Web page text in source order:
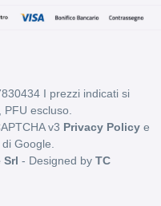
I prezzi indicati si
escluso.
v3 Privacy Policy e
di Google.
Srl - Designed by TC